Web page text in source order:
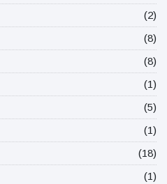
(2)
(8)
(8)
(1)
(5)
(1)
(18)
(1)